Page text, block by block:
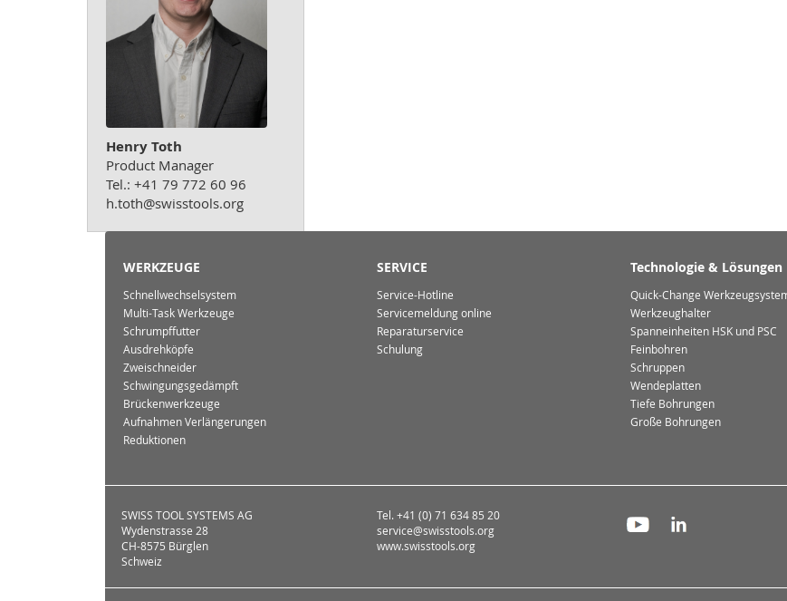
Henry Toth
Product Manager
Tel.: +41 79 772 60 96
h.toth@swisstools.org
WERKZEUGE
Schnellwechselsystem
Multi-Task Werkzeuge
Schrumpffutter
Ausdrehköpfe
Zweischneider
Schwingungsgedämpft
Brückenwerkzeuge
Aufnahmen Verlängerungen
Reduktionen
SERVICE
Service-Hotline
Servicemeldung online
Reparaturservice
Schulung
Technologie & Lösungen
Quick-Change
Werkzeughalter
Spanneinheiten HSK und PSC
Feinbohren
Schruppen
Wendeplatten
Tiefe Bohrungen
Große Bohrungen
SWISS TOOL SYSTEMS AG
Wydenstrasse 28
CH-8575 Bürglen
Schweiz
Tel. +41 (0) 71 634 85 20
service@swisstools.org
www.swisstools.org